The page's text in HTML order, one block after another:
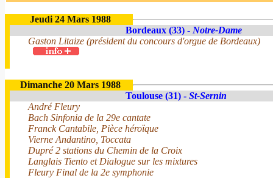
Jeudi 24 Mars 1988
Bordeaux (33) - Notre-Dame
Gaston Litaize (président du concours d'orgue de Bordeaux)
Dimanche 20 Mars 1988
Toulouse (31) - St-Sernin
André Fleury
Bach Sinfonia de la 29e cantate
Franck Cantabile, Pièce héroïque
Vierne Andantino, Toccata
Dupré 2 stations du Chemin de la Croix
Langlais Tiento et Dialogue sur les mixtures
Fleury Final de la 2e symphonie